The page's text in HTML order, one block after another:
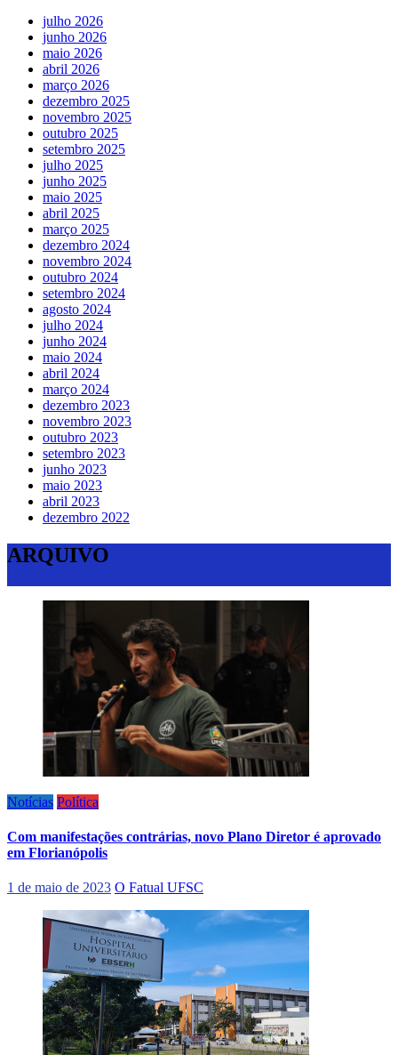
julho 2026
junho 2026
maio 2026
abril 2026
março 2026
dezembro 2025
novembro 2025
outubro 2025
setembro 2025
julho 2025
junho 2025
maio 2025
abril 2025
março 2025
dezembro 2024
novembro 2024
outubro 2024
setembro 2024
agosto 2024
julho 2024
junho 2024
maio 2024
abril 2024
março 2024
dezembro 2023
novembro 2023
outubro 2023
setembro 2023
junho 2023
maio 2023
abril 2023
dezembro 2022
ARQUIVO
Notícias Política
Com manifestações contrárias, novo Plano Diretor é aprovado
em Florianópolis
1 de maio de 2023 O Fatual UFSC